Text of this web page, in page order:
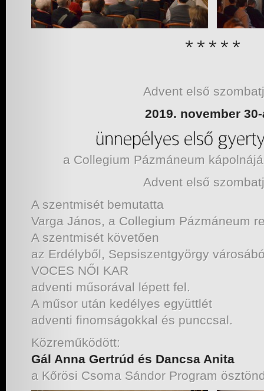
Advent első
2019. november
a Collegium Pázmáneum
Advent első
A szentmisét bemutatta
Varga János, a Collegium Pázmáneum
A szentmisét követően
az Erdélyből, Sepsiszentgyörgy
VOCES NŐI KAR
adventi műsorával lépett fel.
A műsor után kedélyes együttlét
adventi finomságokkal és punccsal.
Közreműködött:
Gál Anna Gertrúd és Dancsa Anita
a Kőrösi Csoma Sándor Program